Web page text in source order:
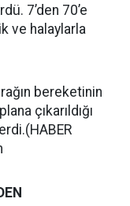
7’den 70’e
ve halaylarla
bereketinin
çıkarıldığı